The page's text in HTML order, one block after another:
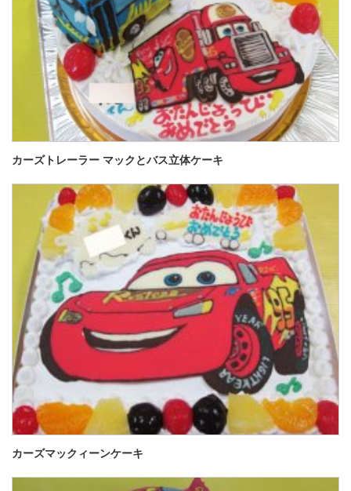
カーズトレーラー マックとバス立体ケーキ
カーズマックィーンケーキ